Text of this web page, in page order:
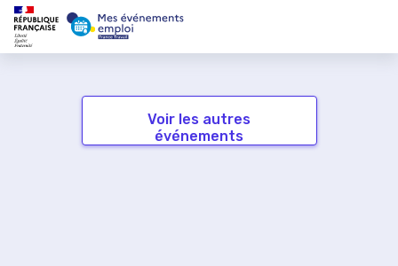
Voir les autres
événements